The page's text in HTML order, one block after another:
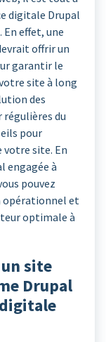
digitale Drupal
effet, une
offrir un
garantir le
site à long
des
régulières du
pour
site. En
engagée à
pouvez
opérationnel et
optimale à
site
Drupal
digitale